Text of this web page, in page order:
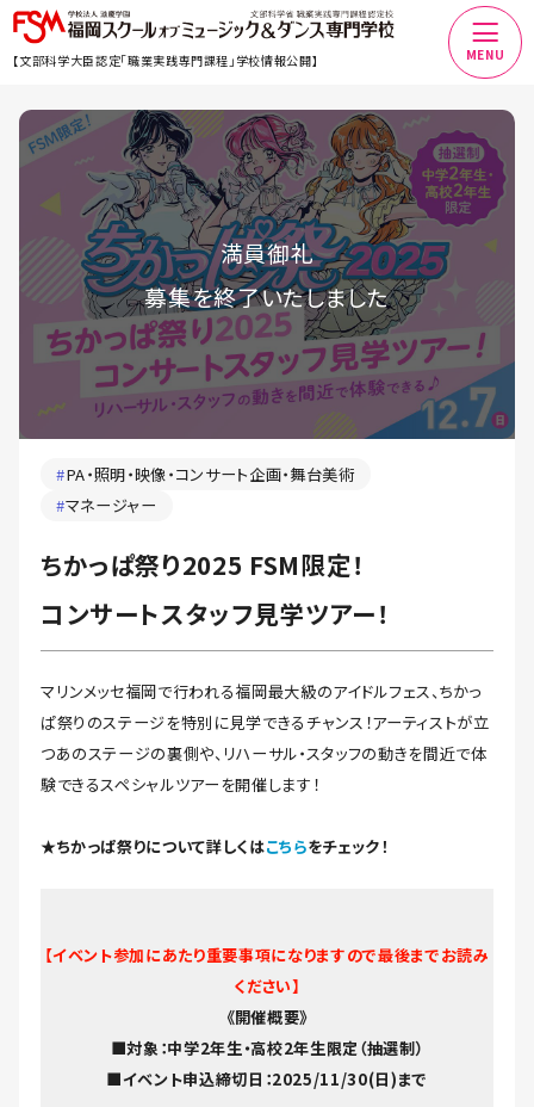
【文部科学大臣認定「職業実践専門課程」学校情報公開】 MENU
#PA・照明・映像・コンサート企画・舞台美術
#マネージャー
ちかっぱ祭り2025 FSM限定！
コンサートスタッフ見学ツアー！
マリンメッセ福岡で行われる福岡最大級のアイドルフェス、ちかっ
ぱ祭りのステージを特別に見学できるチャンス！アーティストが立
つあのステージの裏側や、リハーサル・スタッフの動きを間近で体
験できるスペシャルツアーを開催します！
★ちかっぱ祭りについて詳しくはこちらをチェック！
【イベント参加にあたり重要事項になりますので最後までお読み
ください】
《開催概要》
■対象：中学2年生・高校2年生限定（抽選制）
■イベント申込締切日：2025/11/30(日)まで